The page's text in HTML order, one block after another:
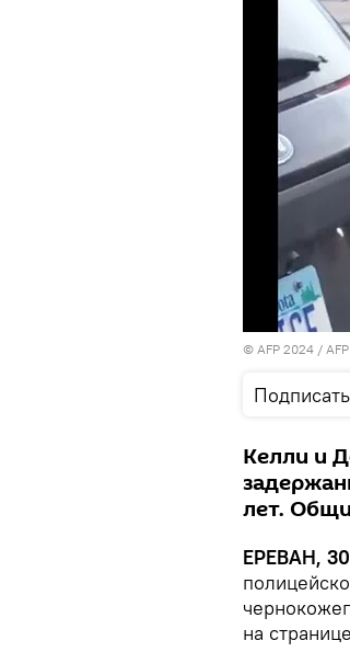
© AFP 2024 /
Келли и
лет.
ЕРЕВАН,
на